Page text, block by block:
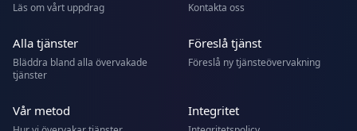
Läs om vårt uppdrag Kontakta oss
Alla tjänster
Bläddra bland alla övervakade
tjänster
Föreslå tjänst
Föreslå ny tjänsteövervakning
Vår metod Integritet